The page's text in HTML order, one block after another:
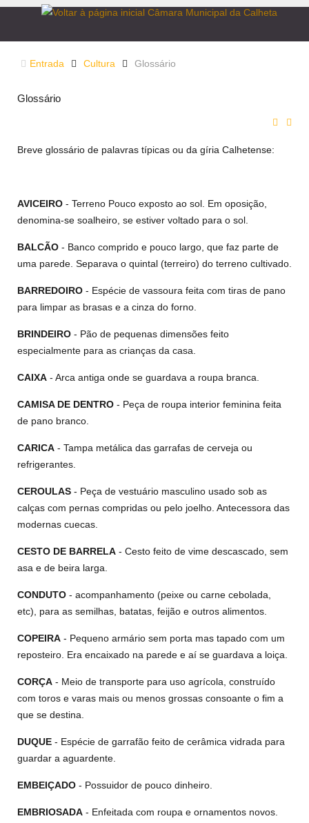
Entrada Cultura Glossário
Glossário
Breve glossário de palavras típicas ou da gíria Calhetense:
AVICEIRO - Terreno Pouco exposto ao sol. Em oposição,
denomina-se soalheiro, se estiver voltado para o sol.
BALCÃO - Banco comprido e pouco largo, que faz parte de
uma parede. Separava o quintal (terreiro) do terreno cultivado.
BARREDOIRO - Espécie de vassoura feita com tiras de pano
para limpar as brasas e a cinza do forno.
BRINDEIRO - Pão de pequenas dimensões feito
especialmente para as crianças da casa.
CAIXA - Arca antiga onde se guardava a roupa branca.
CAMISA DE DENTRO - Peça de roupa interior feminina feita
de pano branco.
CARICA - Tampa metálica das garrafas de cerveja ou
refrigerantes.
CEROULAS - Peça de vestuário masculino usado sob as
calças com pernas compridas ou pelo joelho. Antecessora das
modernas cuecas.
CESTO DE BARRELA - Cesto feito de vime descascado, sem
asa e de beira larga.
CONDUTO - acompanhamento (peixe ou carne cebolada,
etc), para as semilhas, batatas, feijão e outros alimentos.
COPEIRA - Pequeno armário sem porta mas tapado com um
reposteiro. Era encaixado na parede e aí se guardava a loiça.
CORÇA - Meio de transporte para uso agrícola, construído
com toros e varas mais ou menos grossas consoante o fim a
que se destina.
DUQUE - Espécie de garrafão feito de cerâmica vidrada para
guardar a aguardente.
EMBEIÇADO - Possuidor de pouco dinheiro.
EMBRIOSADA - Enfeitada com roupa e ornamentos novos.